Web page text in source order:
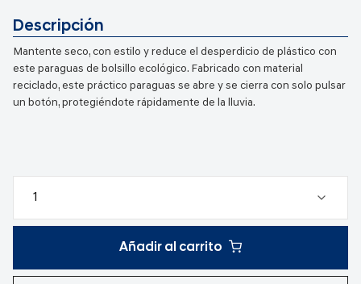
Descripción
Mantente seco, con estilo y reduce el desperdicio de plástico con
este paraguas de bolsillo ecológico. Fabricado con material
reciclado, este práctico paraguas se abre y se cierra con solo pulsar
un botón, protegiéndote rápidamente de la lluvia.
Añadir al carrito